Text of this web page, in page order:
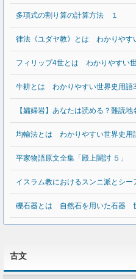
多項式の割り算の計算方法 １
律法《ユダヤ教》とは わかりやす
フィリップ4世とは わかりやすい
牛耕とは わかりやすい世界史用語
【孀婦岩】あなたは読める？難読
均輸法とは わかりやすい世界史用
平家物語原文全集「殿上闇討 ５」
イスラム教におけるスンニ派とシー
礫石器とは 自然石を用いた石器
古文